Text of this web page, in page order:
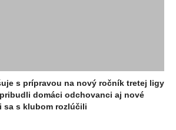
s prípravou na nový ročník tretej ligy
domáci odchovanci aj nové
sa s klubom rozlúčili